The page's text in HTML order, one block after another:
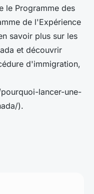
le Programme des
de l'Expérience
savoir plus sur les
et découvrir
d'immigration,
lancer-une-
).